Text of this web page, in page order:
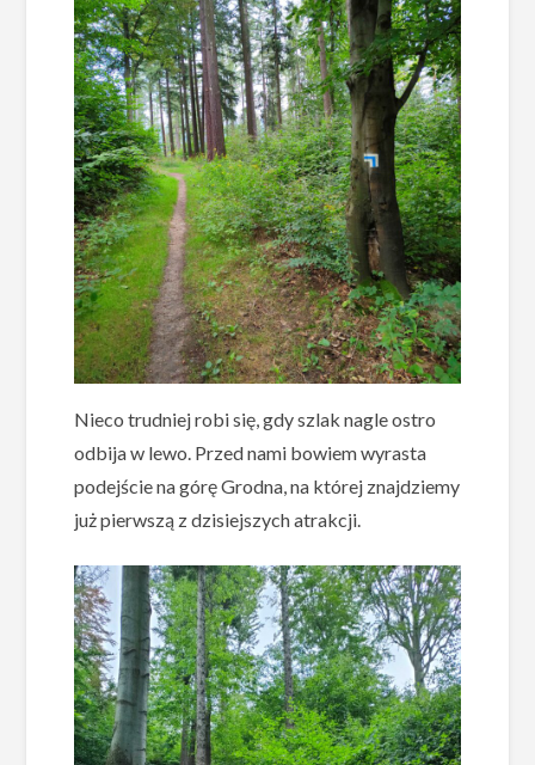
Nieco trudniej robi się, gdy szlak nagle ostro
odbija w lewo. Przed nami bowiem wyrasta
podejście na górę Grodna, na której znajdziemy
już pierwszą z dzisiejszych atrakcji.